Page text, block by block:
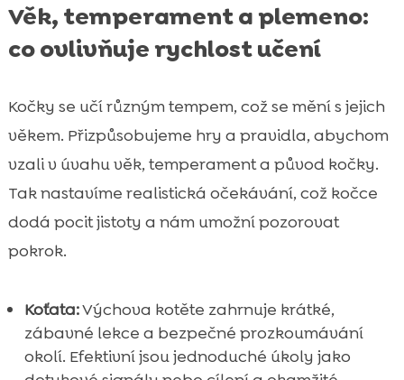
Věk, temperament a plemeno:
co ovlivňuje rychlost učení
Kočky se učí různým tempem, což se mění s jejich
věkem. Přizpůsobujeme hry a pravidla, abychom
vzali v úvahu věk, temperament a původ kočky.
Tak nastavíme realistická očekávání, což kočce
dodá pocit jistoty a nám umožní pozorovat
pokrok.
Koťata:Výchova kotěte zahrnuje krátké,
zábavné lekce a bezpečné prozkoumávání
okolí. Efektivní jsou jednoduché úkoly jako